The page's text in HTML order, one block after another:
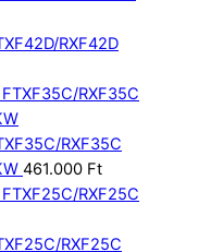
RXF42D
RXF35C
461.000 Ft
RXF25C